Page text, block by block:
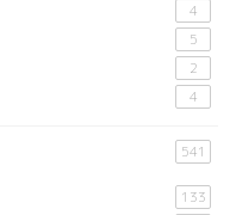
4
5
2
4
541
133